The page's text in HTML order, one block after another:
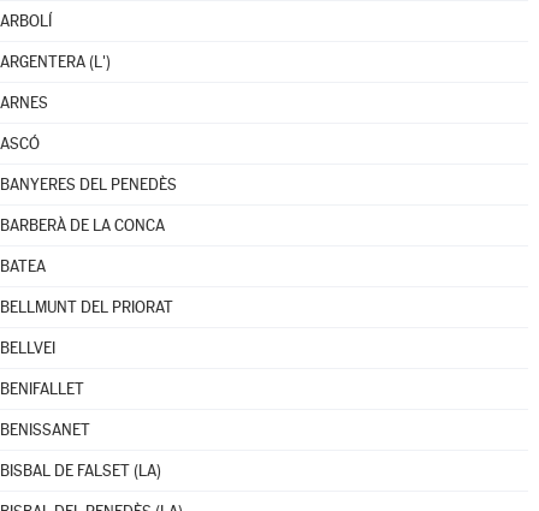
ARBOLÍ
ARGENTERA (L')
ARNES
ASCÓ
BANYERES DEL PENEDÈS
BARBERÀ DE LA CONCA
BATEA
BELLMUNT DEL PRIORAT
BELLVEI
BENIFALLET
BENISSANET
BISBAL DE FALSET (LA)